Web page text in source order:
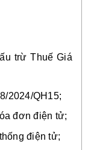
trừ Thuế Giá
2024/QH15;
đơn điện tử;
điện tử;